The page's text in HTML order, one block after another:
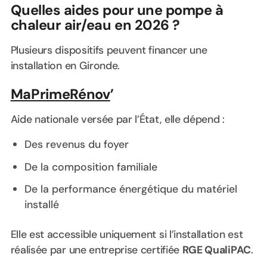
Quelles aides pour une pompe à
chaleur air/eau en 2026 ?
Plusieurs dispositifs peuvent financer une
installation en Gironde.
MaPrimeRénov’
Aide nationale versée par l’État, elle dépend :
Des revenus du foyer
De la composition familiale
De la performance énergétique du matériel
installé
Elle est accessible uniquement si l’installation est
réalisée par une entreprise certifiée RGE QualiPAC.